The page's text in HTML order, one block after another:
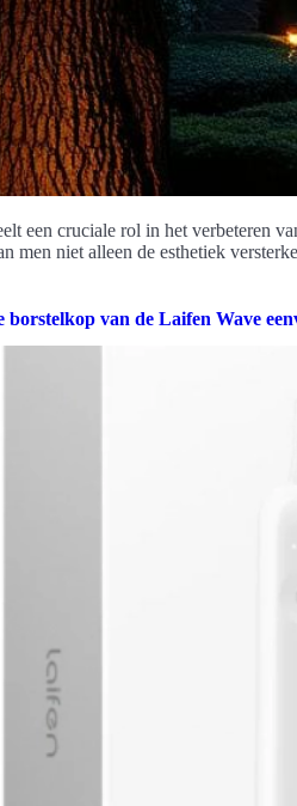
een cruciale rol in het verbeteren
men niet alleen de esthetiek
borstelkop van de Laifen Wave